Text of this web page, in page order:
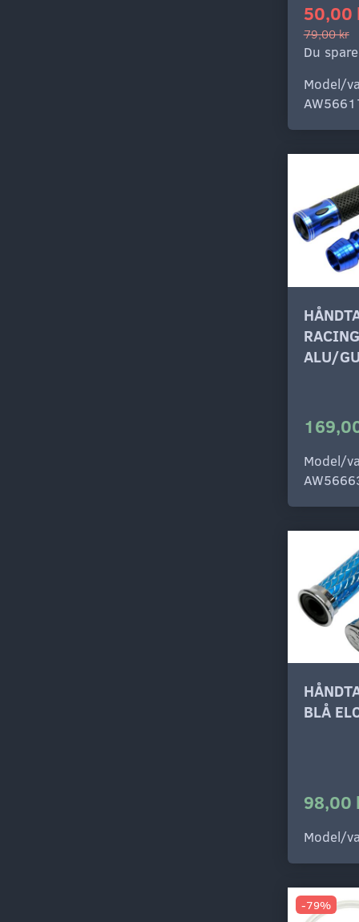
50,00
79,00 kr
Du
Model/
ALU/
Model/
BLÅ
98,00
Model/
-79%